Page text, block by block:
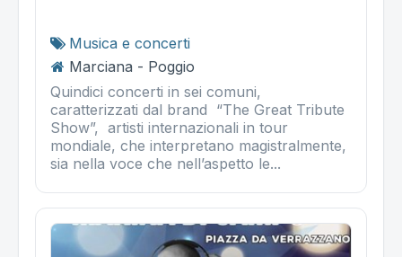
Musica e concerti
Marciana - Poggio
Quindici concerti in sei comuni,
caratterizzati dal brand “The Great Tribute
Show”, artisti internazionali in tour
mondiale, che interpretano magistralmente,
sia nella voce che nell’aspetto le...